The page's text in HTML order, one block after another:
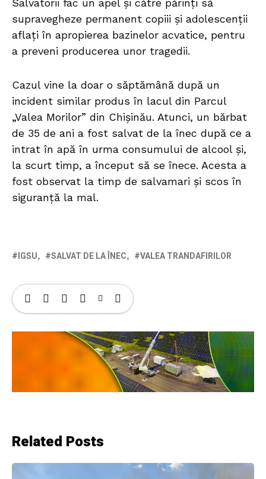
Salvatorii fac un apel și către părinți să
supravegheze permanent copiii și adolescenții
aflați în apropierea bazinelor acvatice, pentru
a preveni producerea unor tragedii.
Cazul vine la doar o săptămână după un
incident similar produs în lacul din Parcul
„Valea Morilor” din Chișinău. Atunci, un bărbat
de 35 de ani a fost salvat de la înec după ce a
intrat în apă în urma consumului de alcool și,
la scurt timp, a început să se înece. Acesta a
fost observat la timp de salvamari și scos în
siguranță la mal.
IGSU SALVAT DE LA ÎNEC VALEA TRANDAFIRILOR
Related Posts